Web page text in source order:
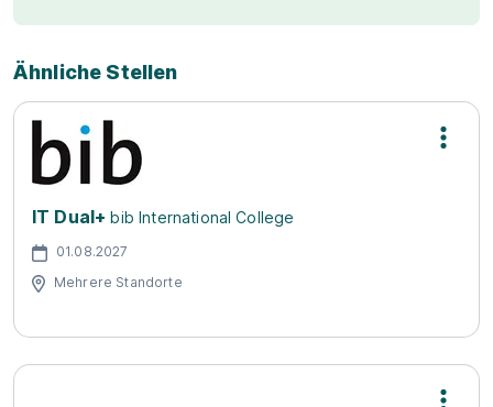
Ähnliche Stellen
IT Dual+ bib International College
01.08.2027
Mehrere Standorte